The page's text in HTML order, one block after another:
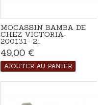
MOCASSIN BAMBA DE
CHEZ VICTORIA-
200131- 2...
49,00 €
AJOUTER AU PANIER